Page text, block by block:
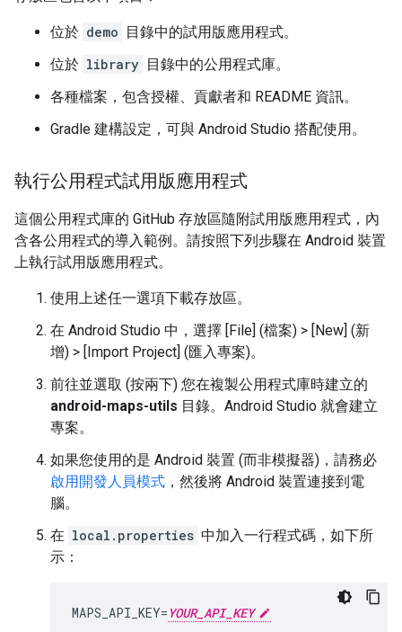
位於 demo 目錄中的試用版應用程式。
位於 library 目錄中的公用程式庫。
各種檔案，包含授權、貢獻者和 README 資訊。
Gradle 建構設定，可與 Android Studio 搭配使用。
執行公用程式試用版應用程式
這個公用程式庫的 GitHub 存放區隨附試用版應用程式，內
含各公用程式的導入範例。請按照下列步驟在 Android 裝置
上執行試用版應用程式。
使用上述任一選項下載存放區。
在 Android Studio 中，選擇 [File] (檔案) > [New] (新
增) > [Import Project] (匯入專案)。
前往並選取 (按兩下) 您在複製公用程式庫時建立的
android-maps-utils 目錄。Android Studio 就會建立
專案。
如果您使用的是 Android 裝置 (而非模擬器)，請務必
啟用開發人員模式 ，然後將 Android 裝置連接到電
腦。
在 local.properties 中加入一行程式碼，如下所
示：
MAPS_API_KEY= YOUR_API_KEY